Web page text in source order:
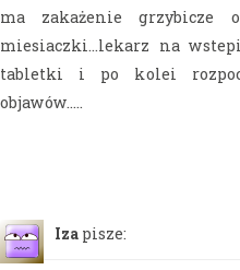
ma zakażenie grzybicze
miesiaczki…lekarz na
tabletki i po kolei
objawów…..
Iza pisze: